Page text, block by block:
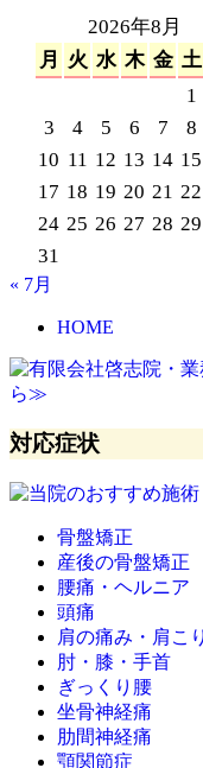
2026年8月
月 火 水 木 金 土
1
3
4 5 6 7 8
10 11 12 13 14 15
17 18 19 20 21 22
24 25 26 27 28 29
31
« 7月
HOME
対応症状
骨盤矯正
産後の骨盤矯正
腰痛・ヘルニア
頭痛
肩の痛み・肩こ
肘・膝・手首
ぎっくり腰
坐骨神経痛
肋間神経痛
顎関節症